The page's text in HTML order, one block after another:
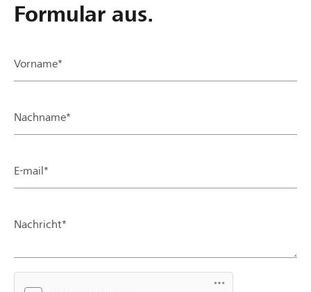
Formular aus.
Vorname*
Nachname*
E-mail*
Nachricht*